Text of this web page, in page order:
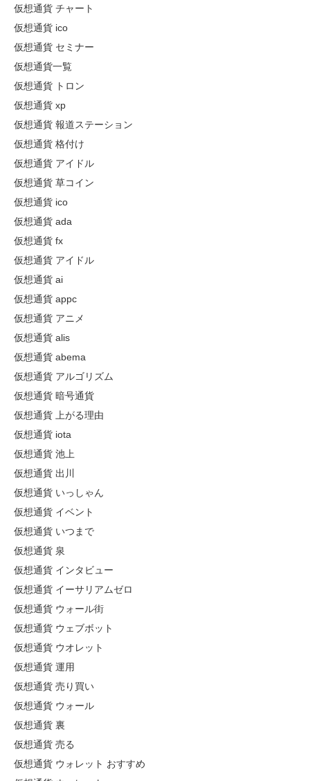
仮想通貨 チャート
仮想通貨 ico
仮想通貨 セミナー
仮想通貨一覧
仮想通貨 トロン
仮想通貨 xp
仮想通貨 報道ステーション
仮想通貨 格付け
仮想通貨 アイドル
仮想通貨 草コイン
仮想通貨 ico
仮想通貨 ada
仮想通貨 fx
仮想通貨 アイドル
仮想通貨 ai
仮想通貨 appc
仮想通貨 アニメ
仮想通貨 alis
仮想通貨 abema
仮想通貨 アルゴリズム
仮想通貨 暗号通貨
仮想通貨 上がる理由
仮想通貨 iota
仮想通貨 池上
仮想通貨 出川
仮想通貨 いっしゃん
仮想通貨 イベント
仮想通貨 いつまで
仮想通貨 泉
仮想通貨 インタビュー
仮想通貨 イーサリアムゼロ
仮想通貨 ウォール街
仮想通貨 ウェブボット
仮想通貨 ウオレット
仮想通貨 運用
仮想通貨 売り買い
仮想通貨 ウォール
仮想通貨 裏
仮想通貨 売る
仮想通貨 ウォレット おすすめ